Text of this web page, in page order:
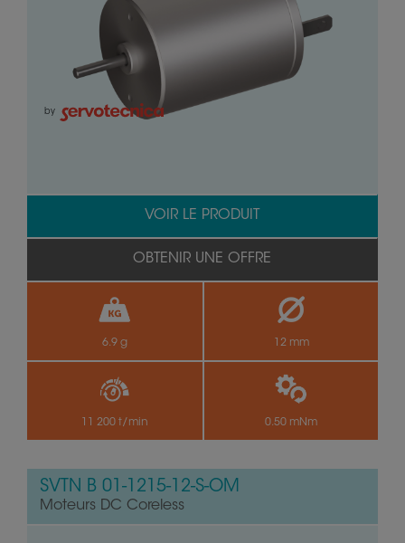
by
6.9 g 12 mm
11 200 t/min 0.50 mNm
VOIR LE PRODUIT
OBTENIR UNE OFFRE
SVTN B 01-1215-12-S-OM
Moteurs DC Coreless